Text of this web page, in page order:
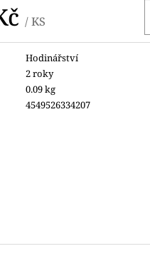
/ KS
Hodinářství
2 roky
0.09 kg
4549526334207
ORIENT RABA0002E30B